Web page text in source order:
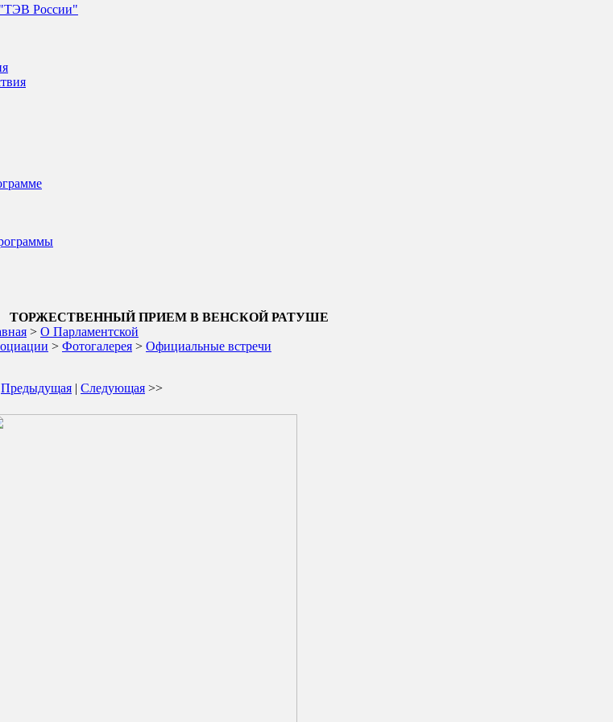
России"
ТОРЖЕСТВЕННЫЙ ПРИЕМ В ВЕНСКОЙ РАТУШЕ
> О Парламентской
> Фотогалерея > Официальные встречи
Предыдущая | Следующая >>